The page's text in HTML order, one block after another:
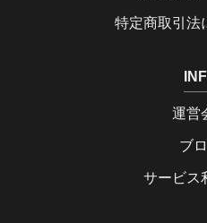
特定商取引法
運営
ブ
サービス